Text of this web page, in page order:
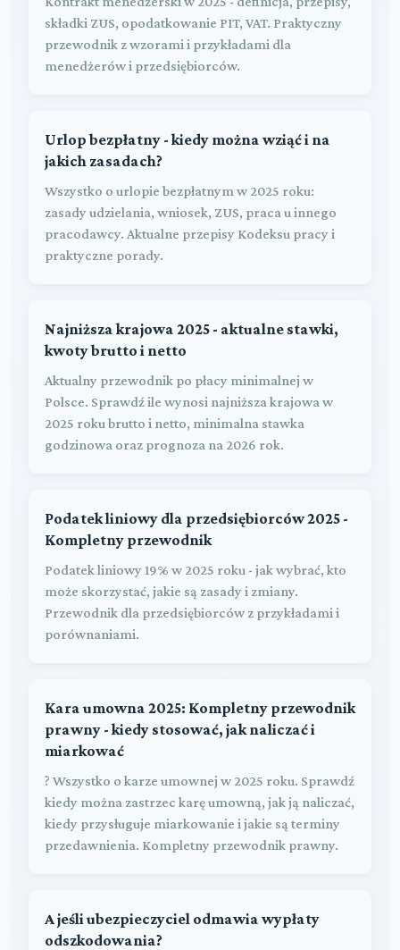
składki ZUS, opodatkowanie PIT, VAT. Praktyczny
przewodnik z wzorami i przykładami dla
menedżerów i przedsiębiorców.
Urlop bezpłatny - kiedy można wziąć i na
jakich zasadach?
Wszystko o urlopie bezpłatnym w 2025 roku:
zasady udzielania, wniosek, ZUS, praca u innego
pracodawcy. Aktualne przepisy Kodeksu pracy i
praktyczne porady.
Najniższa krajowa 2025 - aktualne stawki,
kwoty brutto i netto
Aktualny przewodnik po płacy minimalnej w
Polsce. Sprawdź ile wynosi najniższa krajowa w
2025 roku brutto i netto, minimalna stawka
godzinowa oraz prognoza na 2026 rok.
Podatek liniowy dla przedsiębiorców 2025 -
Kompletny przewodnik
Podatek liniowy 19% w 2025 roku - jak wybrać, kto
może skorzystać, jakie są zasady i zmiany.
Przewodnik dla przedsiębiorców z przykładami i
porównaniami.
Kara umowna 2025: Kompletny przewodnik
prawny - kiedy stosować, jak naliczać i
miarkować
? Wszystko o karze umownej w 2025 roku. Sprawdź
kiedy można zastrzec karę umowną, jak ją naliczać,
kiedy przysługuje miarkowanie i jakie są terminy
przedawnienia. Kompletny przewodnik prawny.
A jeśli ubezpieczyciel odmawia wypłaty
odszkodowania?